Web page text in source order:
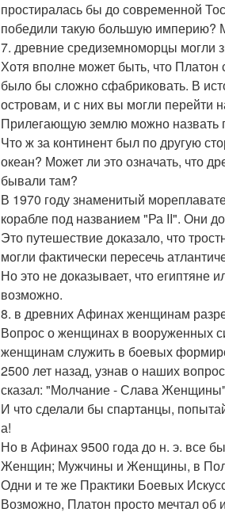
простиралась бы до современной
победили такую большую империю?
7. древние средиземноморцы могли
Хотя вполне может быть, что Платон
было бы сложно сфабриковать. В
островам, и с них вы могли перейти
Прилегающую землю можно назвать
Что ж за континент был по другую
океан? Может ли это означать, что
бывали там?
В 1970 году знаменитый
корабле под названием "Ра II". Они
Это путешествие доказало, что
могли фактически пересечь
Но это не доказывает, что египтяне
возможно.
8. в древних Афинах женщинам
Вопрос о женщинах в вооруженных
женщинам служить в боевых
2500 лет назад, узнав о наших
сказал: "Молчание - Слава
И что сделали бы спартанцы,
а!
Но в Афинах 9500 года до н. э. все
Женщин; Мужчины и Женщины, в
Одни и те же Практики Боевых
Возможно, Платон просто мечтал об